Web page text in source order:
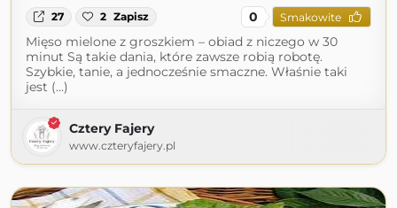
27 2 Zapisz 0 Smakowite
Mięso mielone z groszkiem – obiad z niczego w 30
minut Są takie dania, które zawsze robią robotę.
Szybkie, tanie, a jednocześnie smaczne. Właśnie taki
jest (...)
Cztery Fajery
www.czteryfajery.pl